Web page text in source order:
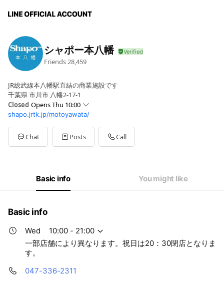
シャポー本八幡
Friends 28,459
JR総武線本八幡駅直結の商業施設です
千葉県 市川市 八幡2-17-1
Closed Opens Thu 10:00
Sun10:00 - 20:30
Mon10:00 - 21:00
Tue10:00 - 21:00
Wed10:00 - 21:00
10:00 - 21:00
一部店舗により異なります。祝日は20：30閉店となります。
shapo.jrtk.jp/motoyawata/
Chat Posts Call
Basic info You might like
Basic info
Wed
10:00 - 21:00
一部店舗により異なります。祝日は20：30閉店となりま
す。
047-336-2311